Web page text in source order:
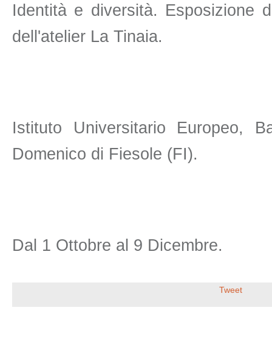
Identità e diversità. Esposizione
dell'atelier La Tinaia.
Istituto Universitario Europeo,
Domenico di Fiesole (FI).
Dal 1 Ottobre al 9 Dicembre.
Tweet